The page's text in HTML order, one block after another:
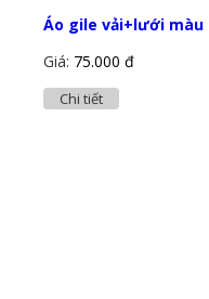
Áo gile vải+lưới màu
Giá: 75.000 đ
Chi tiết